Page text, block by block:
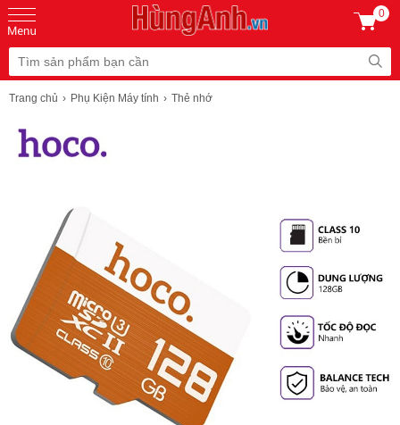
0
Trang chủ Phụ Kiện Máy tính Thẻ nhớ